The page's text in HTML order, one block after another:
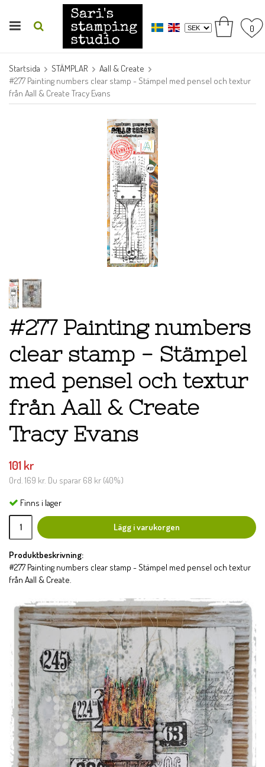
0
Startsida STÄMPLAR
Aall & Create
#277 Painting numbers clear stamp - Stämpel med pensel och textur
från Aall & Create Tracy Evans
#277 Painting numbers
clear stamp - Stämpel
med pensel och textur
från Aall & Create
Tracy Evans
101 kr
Ord. 169 kr. Du sparar 68 kr (40%)
Finns i lager
Lägg i varukorgen
Produktbeskrivning:
#277 Painting numbers clear stamp - Stämpel med pensel och textur
från Aall & Create.